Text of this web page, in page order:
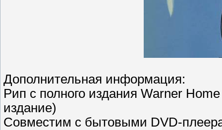
Дополнительная информация:
Рип с полного издания Warner
издание)
Совместим с бытовыми DVD-